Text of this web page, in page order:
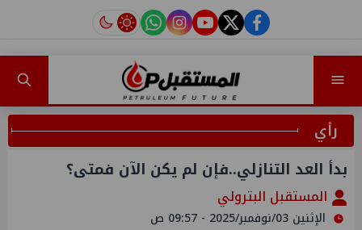
facebook
twitter
youtube
instagram
tiktok
رأي
بدأ العد التنازلي..فإن لم يكن الآن فمتى؟
المستقبل البترولي
الإثنين 03/نوفمبر/2025 - 09:57 ص